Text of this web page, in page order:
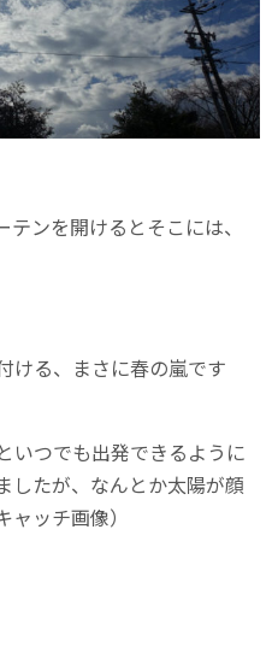
ンを開けるとそこには、
ける、まさに春の嵐です
いつでも出発できるように
したが、なんとか太陽が顔
ッチ画像）